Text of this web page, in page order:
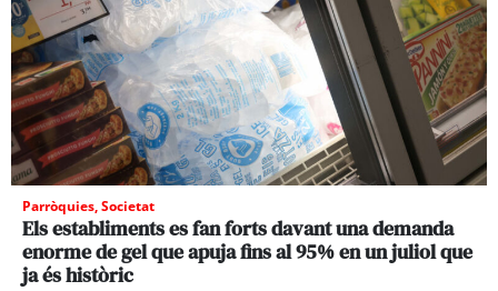
Parròquies,Societat
Els establiments es fan forts davant una demanda
enorme de gel que apuja fins al 95% en un juliol que
ja és històric